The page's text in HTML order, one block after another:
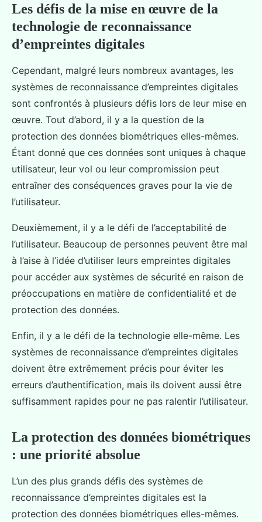
Les défis de la mise en œuvre de la
technologie de reconnaissance
d’empreintes digitales
Cependant, malgré leurs nombreux avantages, les
systèmes de reconnaissance d’empreintes digitales
sont confrontés à plusieurs défis lors de leur mise en
œuvre. Tout d’abord, il y a la question de la
protection des données biométriques elles-mêmes.
Étant donné que ces données sont uniques à chaque
utilisateur, leur vol ou leur compromission peut
entraîner des conséquences graves pour la vie de
l’utilisateur.
Deuxièmement, il y a le défi de l’acceptabilité de
l’utilisateur. Beaucoup de personnes peuvent être mal
à l’aise à l’idée d’utiliser leurs empreintes digitales
pour accéder aux systèmes de sécurité en raison de
préoccupations en matière de confidentialité et de
protection des données.
Enfin, il y a le défi de la technologie elle-même. Les
systèmes de reconnaissance d’empreintes digitales
doivent être extrêmement précis pour éviter les
erreurs d’authentification, mais ils doivent aussi être
suffisamment rapides pour ne pas ralentir l’utilisateur.
La protection des données biométriques
: une priorité absolue
L’un des plus grands défis des systèmes de
reconnaissance d’empreintes digitales est la
protection des données biométriques elles-mêmes.